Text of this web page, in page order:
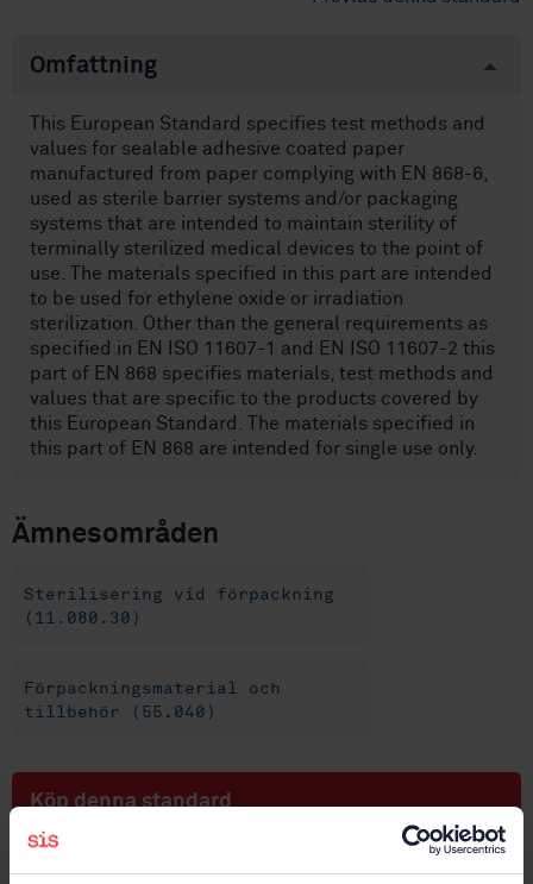
Omfattning
This European Standard specifies test methods and
values for sealable adhesive coated paper
manufactured from paper complying with EN 868-6,
used as sterile barrier systems and/or packaging
systems that are intended to maintain sterility of
terminally sterilized medical devices to the point of
use. The materials specified in this part are intended
to be used for ethylene oxide or irradiation
sterilization. Other than the general requirements as
specified in EN ISO 11607-1 and EN ISO 11607-2 this
part of EN 868 specifies materials, test methods and
values that are specific to the products covered by
this European Standard. The materials specified in
this part of EN 868 are intended for single use only.
Ämnesområden
Sterilisering vid förpackning
(11.080.30)
Förpackningsmaterial och
tillbehör (55.040)
Köp denna standard